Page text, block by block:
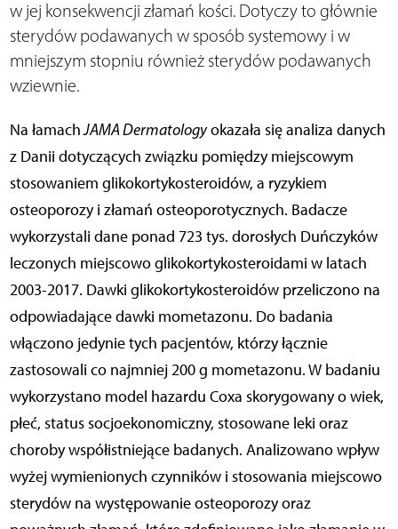
w jej konsekwencji złamań kości. Dotyczy to głównie
sterydów podawanych w sposób systemowy i w
mniejszym stopniu również sterydów podawanych
wziewnie.
Na łamachJAMA Dermatologyokazała się analiza danych
z Danii dotyczących związku pomiędzy miejscowym
stosowaniem glikokortykosteroidów, a ryzykiem
osteoporozy i złamań osteoporotycznych. Badacze
wykorzystali dane ponad 723 tys. dorosłych Duńczyków
leczonych miejscowo glikokortykosteroidami w latach
2003-2017. Dawki glikokortykosteroidów przeliczono na
odpowiadające dawki mometazonu. Do badania
włączono jedynie tych pacjentów, którzy łącznie
zastosowali co najmniej 200 g mometazonu. W badaniu
wykorzystano model hazardu Coxa skorygowany o wiek,
płeć, status socjoekonomiczny, stosowane leki oraz
choroby współistniejące badanych. Analizowano wpływ
wyżej wymienionych czynników i stosowania miejscowo
sterydów na występowanie osteoporozy oraz